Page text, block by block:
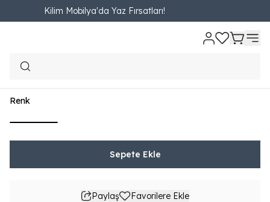
Kilim Mobilya'da Yaz Fırsatları!
Ana Sayfa OTURMA ODASI İkili Koltuk
₺ 15,890.00
Renk
Sepete Ekle
Paylaş Favorilere Ekle